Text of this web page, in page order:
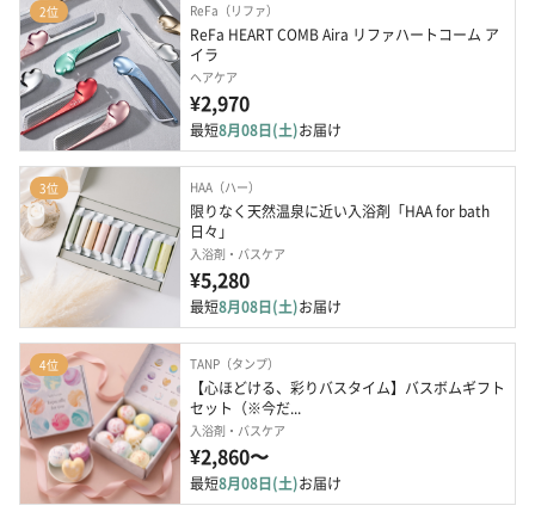
2位 ReFa（リファ）
ReFa HEART COMB Aira リファハートコーム ア
イラ
ヘアケア
¥2,970
最短8月08日(土)お届け
3位 HAA（ハー）
限りなく天然温泉に近い入浴剤「HAA for bath
日々」
入浴剤・バスケア
¥5,280
最短8月08日(土)お届け
4位 TANP（タンプ）
【心ほどける、彩りバスタイム】バスボムギフト
セット（※今だ...
入浴剤・バスケア
¥2,860〜
最短8月08日(土)お届け